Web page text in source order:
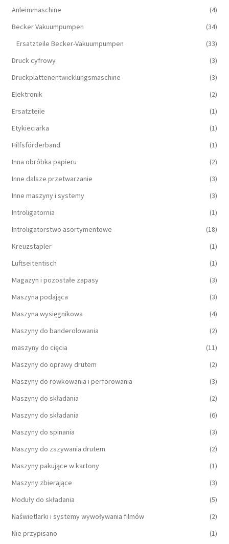
Anleimmaschine
(4)
Becker Vakuumpumpen
(34)
Ersatzteile Becker-Vakuumpumpen
(33)
Druck cyfrowy
(3)
Druckplattenentwicklungsmaschine
(3)
Elektronik
(2)
Ersatzteile
(1)
Etykieciarka
(1)
Hilfsförderband
(1)
Inna obróbka papieru
(2)
Inne dalsze przetwarzanie
(3)
Inne maszyny i systemy
(3)
Introligatornia
(1)
Introligatorstwo asortymentowe
(18)
Kreuzstapler
(1)
Luftseitentisch
(1)
Magazyn i pozostałe zapasy
(3)
Maszyna podająca
(3)
Maszyna wysięgnikowa
(4)
Maszyny do banderolowania
(2)
maszyny do cięcia
(11)
Maszyny do oprawy drutem
(2)
Maszyny do rowkowania i perforowania
(3)
Maszyny do składania
(2)
Maszyny do składania
(6)
Maszyny do spinania
(3)
Maszyny do zszywania drutem
(2)
Maszyny pakujące w kartony
(1)
Maszyny zbierające
(3)
Moduły do składania
(5)
Naświetlarki i systemy wywoływania filmów
(2)
Nie przypisano
(1)